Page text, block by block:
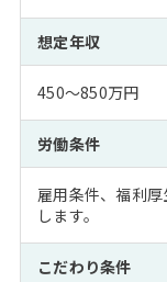
想定年収
450～850万円
労働条件
雇用条件、福利
します。
こだわり条件